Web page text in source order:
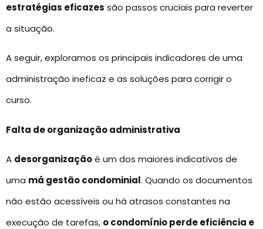
estratégias eficazes são passos cruciais para reverter
a situação.
A seguir, exploramos os principais indicadores de uma
administração ineficaz e as soluções para corrigir o
curso.
Falta de organização administrativa
A desorganizaçãoé um dos maiores indicativos de
uma má gestão condominial. Quando os documentos
não estão acessíveis ou há atrasos constantes na
execução de tarefas, o condomínio perde eficiência e